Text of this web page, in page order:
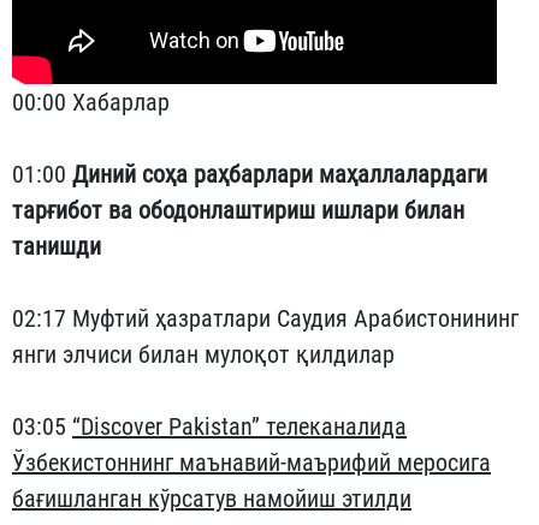
00:00 Хабарлар
01:00 Диний соҳа раҳбарлари маҳаллалардаги
тарғибот ва ободонлаштириш ишлари билан
танишди
02:17 Муфтий ҳазратлари Саудия Арабистонининг
янги элчиси билан мулоқот қилдилар
03:05 “Discover Pakistan” телеканалида
Ўзбекистоннинг маънавий-маърифий меросига
бағишланган кўрсатув намойиш этилди